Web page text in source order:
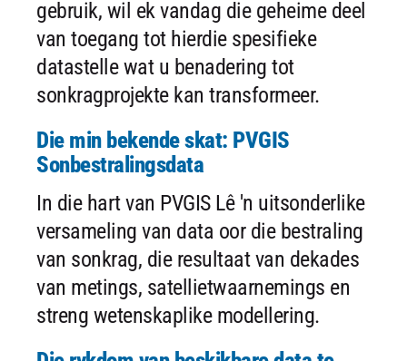
gebruik, wil ek vandag die geheime deel
van toegang tot hierdie spesifieke
datastelle wat u benadering tot
sonkragprojekte kan transformeer.
Die min bekende skat: PVGIS
Sonbestralingsdata
In die hart van PVGIS Lê 'n uitsonderlike
versameling van data oor die bestraling
van sonkrag, die resultaat van dekades
van metings, satellietwaarnemings en
streng wetenskaplike modellering.